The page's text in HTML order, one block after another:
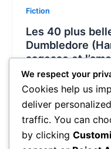
Fiction
Les 40 plus
Dumbledore
sagesse et
Thomas/mars 20, 2026
Albus Perceval
personnages de
cités de la
We respect your
Cookies help us
deliver
traffic. You can
by clicking